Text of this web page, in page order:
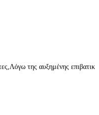
της αυξημένης επιβατικής